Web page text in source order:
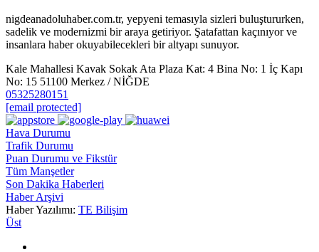
nigdeanadoluhaber.com.tr, yepyeni temasıyla sizleri buluştururken,
sadelik ve modernizmi bir araya getiriyor. Şatafattan kaçınıyor ve
insanlara haber okuyabilecekleri bir altyapı sunuyor.
Kale Mahallesi Kavak Sokak Ata Plaza Kat: 4 Bina No: 1 İç Kapı
No: 15 51100 Merkez / NİĞDE
05325280151
[email protected]
Hava Durumu
Trafik Durumu
Puan Durumu ve Fikstür
Tüm Manşetler
Son Dakika Haberleri
Haber Arşivi
Haber Yazılımı: TE Bilişim
Üst